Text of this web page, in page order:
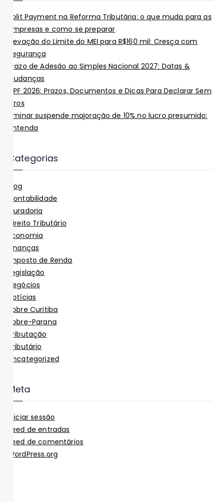
Split Payment na Reforma Tributária: o que muda para as
empresas e como se preparar
Elevação do Limite do MEI para R$160 mil: Cresça com
Segurança
Prazo de Adesão ao Simples Nacional 2027: Datas &
Mudanças
IRPF 2026: Prazos, Documentos e Dicas Para Declarar Sem
Erros
Liminar suspende majoração de 10% no lucro presumido:
entenda
Categorias
Blog
Contabilidade
Curadoria
Direito Tributário
Economia
Finanças
Imposto de Renda
Legislação
Negócios
Notícias
Sobre Curitiba
Sobre-Parana
Tributação
Tributário
Uncategorized
Meta
Iniciar sessão
Feed de entradas
Feed de comentários
WordPress.org